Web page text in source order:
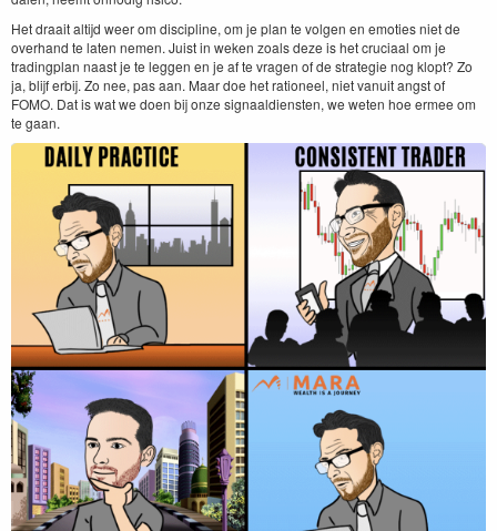
Het draait altijd weer om discipline, om je plan te volgen en emoties niet de
overhand te laten nemen. Juist in weken zoals deze is het cruciaal om je
tradingplan naast je te leggen en je af te vragen of de strategie nog klopt? Zo
ja, blijf erbij. Zo nee, pas aan. Maar doe het rationeel, niet vanuit angst of
FOMO. Dat is wat we doen bij onze signaaldiensten, we weten hoe ermee om
te gaan.